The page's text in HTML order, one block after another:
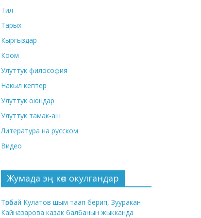
Тил
Тарых
Кыргыздар
Коом
Улуттук философия
Накыл кептер
Улуттук оюндар
Улуттук тамак-аш
Литература на русском
Видео
Жумада эң көп окулгандар
Төрөбай Кулатов шым таап берип, Зууракан
Кайназарова казак балбанын жыкканда